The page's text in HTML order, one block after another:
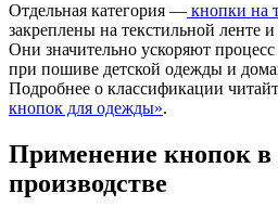
Отдельная категория — кнопки на
закреплены на текстильной ленте
Они значительно ускоряют
при пошиве детской одежды и
Подробнее о классификации
кнопок для одежды».
Применение кнопок
производстве